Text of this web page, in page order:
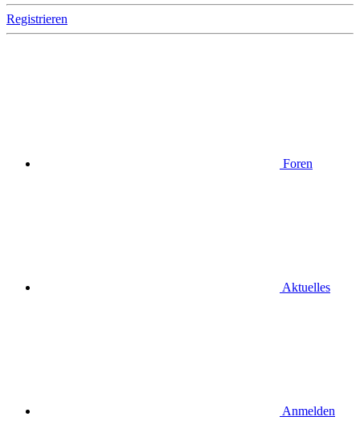
Registrieren
Foren
Aktuelles
Anmelden